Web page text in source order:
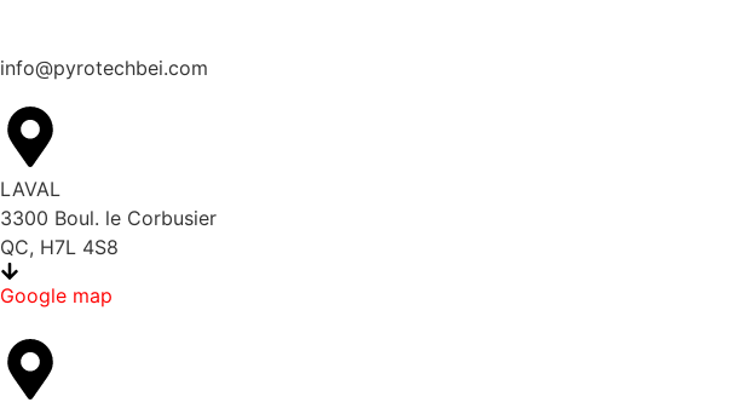
info@pyrotechbei.com
LAVAL
3300 Boul. le Corbusier
QC, H7L 4S8
Google map